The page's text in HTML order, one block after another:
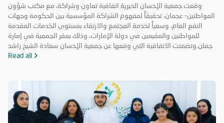
وقعت جمعية الإحسان الخيرية اتفاقية تعاون وشراكة، مع مكتب شؤون
المواطنين- عجمان، تحقيقاً لمفهوم الشراكة المؤسسية بين الحكومة وجهات
النفع العام، وسعياً لخدمة المجتمع والارتقاء بمستوى الخدمات المقدمة
للمواطنين والمقيمين في دولة الإمارات، وذلك بمقر الجمعية في إمارة
عجمان.وتضمنت الاتفاقية التي وقعها عن جمعية الإحسان سعادة الشيخ راشد
بن محمد بن علي بن راشد النعيمي، المدير العام، وعن مكتب شؤون
يسهم في توحيد الجهود المشتركة لخدمة الصالح العام في إمارة عجمان،
وفق إطار مؤسسي يتواءم مع الخطط الاستراتيجية للطرفين، إضافة إلى
المشاركة في التدريب وورش العمل المتبادلة، والنشر والترويج لكافة مبادرات
ومشاريع الجمعية بالتنسيق بين الجهتين. وتعد الاتفاقية جزءاً لا يتجزأ من
Read all